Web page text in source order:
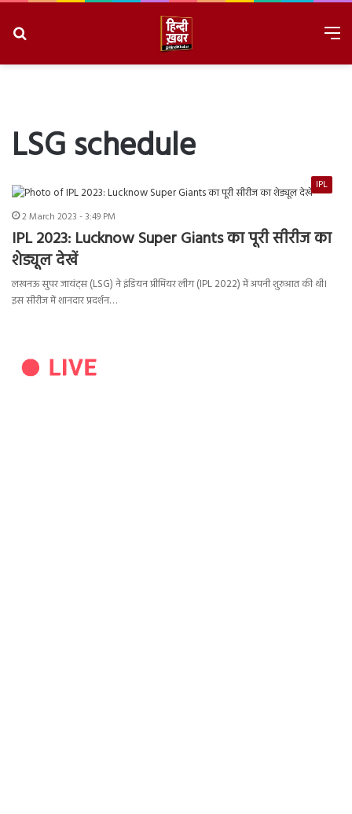
LSG schedule
IPL
2 March 2023 - 3:49 PM
IPL 2023: Lucknow Super Giants का पूरी सीरीज का
शेड्यूल देखें
लखनऊ सुपर जायंट्स (LSG) ने इंडियन प्रीमियर लीग (IPL 2022) में अपनी शुरुआत की थी।
इस सीरीज में शानदार प्रदर्शन…